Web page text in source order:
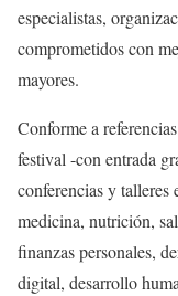
especialistas,
comprometidos con
mayores.
Conforme a
festival -con entrada
conferencias y talleres
medicina, nutrición,
finanzas personales,
digital, desarrollo